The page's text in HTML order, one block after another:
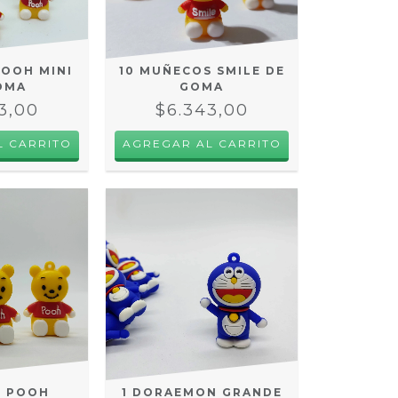
MINI
10 MUÑECOS SMILE DE
GOMA
$6.343,00
POOH 1 DORAEMON GRANDE